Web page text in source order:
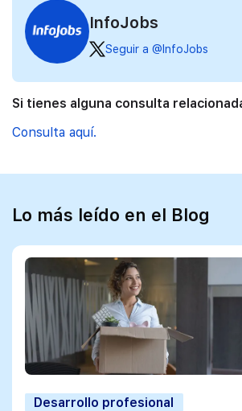
InfoJobs
Seguir a @InfoJobs
Si tienes alguna consulta
Consulta aquí.
Lo más leído en el Blog
Desarrollo profesional